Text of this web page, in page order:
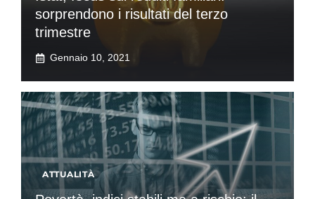
sorprendono i risultati del terzo
trimestre
Gennaio 10, 2021
ATTUALITÀ